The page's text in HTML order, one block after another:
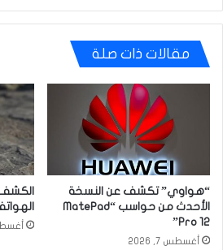
مقالات ذات صلة
“هواوي” تكشف عن النسخة
الأحدث من حواسب “MatePad
Pro 12”
أغسطس 7, 2026
أغسطس